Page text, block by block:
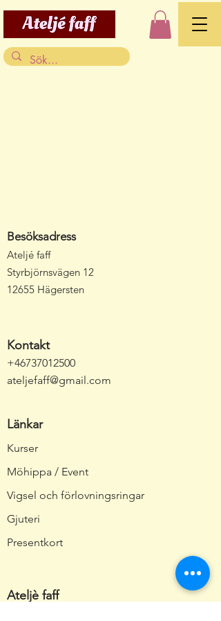
Besöksadress
Ateljé faff
Styrbjörnsvägen 12
12655 Hägersten
Kontakt
+46737012500
ateljefaff@gmail.com
Länkar
Kurser
Möhippa / Event
Vigsel och förlovningsringar
Gjuteri
Presentkort
Ateljè faff